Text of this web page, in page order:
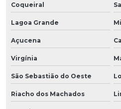
Coqueiral
Lagoa Grande
Açucena
Virgínia
São Sebastião do Oeste
Riacho dos Machados